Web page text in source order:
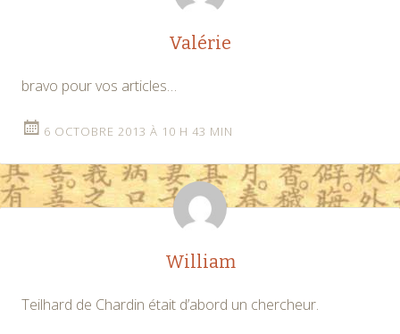
Valérie
bravo pour vos articles…
6 OCTOBRE 2013 À 10 H 43 MIN
William
Teilhard de Chardin était d’abord un chercheur.